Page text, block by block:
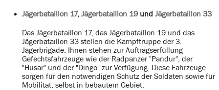
Jägerbataillon 17, Jägerbataillon 19und Jägerbataillon 33
Das Jägerbataillon 17, das Jägerbataillon 19 und das
Jägerbataillon 33 stellen die Kampftruppe der 3.
Jägerbrigade. Ihnen stehen zur Auftragserfüllung
Gefechtsfahrzeuge wie der Radpanzer "Pandur", der
"Husar" und der "Dingo" zur Verfügung. Diese Fahrzeuge
sorgen für den notwendigen Schutz der Soldaten sowie für
Mobilität, selbst in bebautem Gebiet.